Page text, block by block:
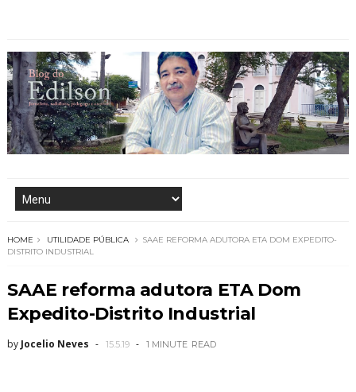
HOME UTILIDADE PÚBLICA
SAAE REFORMA ADUTORA ETA DOM EXPEDITO-
DISTRITO INDUSTRIAL
SAAE reforma adutora ETA Dom
Expedito-Distrito Industrial
by Jocelio Neves 15.5.19 1 MINUTE READ